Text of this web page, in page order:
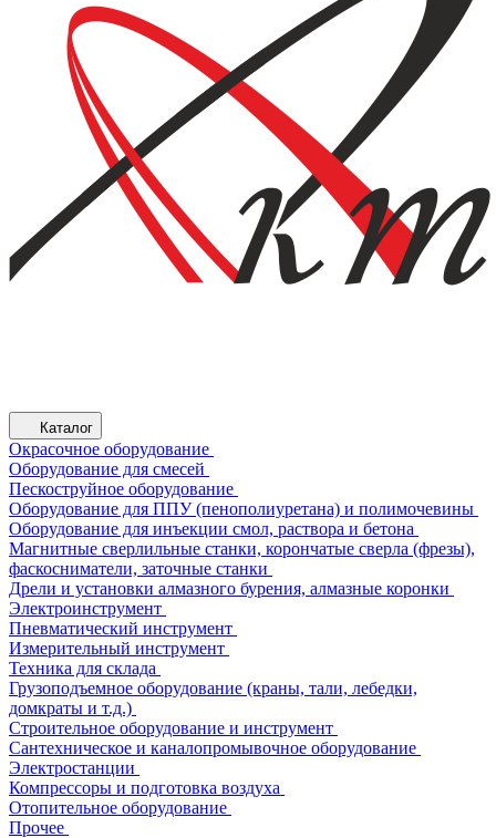
Каталог
Окрасочное оборудование
Оборудование для смесей
Пескоструйное оборудование
Оборудование для ППУ (пенополиуретана) и полимочевины
Оборудование для инъекции смол, раствора и бетона
Магнитные сверлильные станки, корончатые сверла (фрезы),
фаскосниматели, заточные станки
Дрели и установки алмазного бурения, алмазные коронки
Электроинструмент
Пневматический инструмент
Измерительный инструмент
Техника для склада
Грузоподъемное оборудование (краны, тали, лебедки,
домкраты и т.д.)
Строительное оборудование и инструмент
Сантехническое и каналопромывочное оборудование
Электростанции
Компрессоры и подготовка воздуха
Отопительное оборудование
Прочее